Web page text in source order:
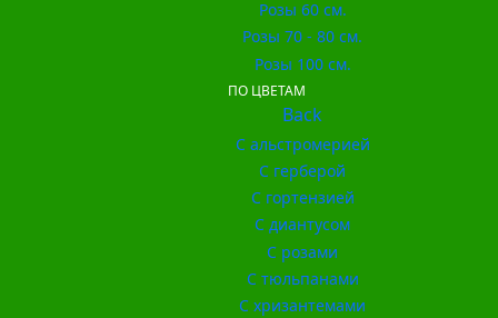
Розы 60 см.
Розы 70 - 80 см.
Розы 100 см.
ПО ЦВЕТАМ
Back
С альстромерией
С герберой
С гортензией
С диантусом
С розами
С тюльпанами
С хризантемами